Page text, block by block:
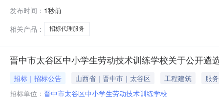
在政府采购限额以下自主采购平台中进行招标采购，自
发布时间： 1秒前
相关产品：
招标代理服务
晋中市太谷区中小学生劳动技术训练学校关于公开遴
招标｜招标公告 山西省｜晋中市｜太谷区 工程建筑
服务
招标单位： 晋中市太谷区中小学生劳动技术训练学校